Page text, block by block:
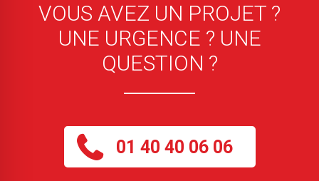
VOUS AVEZ UN PROJET ?
UNE URGENCE ? UNE
QUESTION ?
01 40 40 06 06